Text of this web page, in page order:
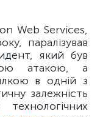
Web Services,
паралізував
який був
атакою, а
в одній з
залежність